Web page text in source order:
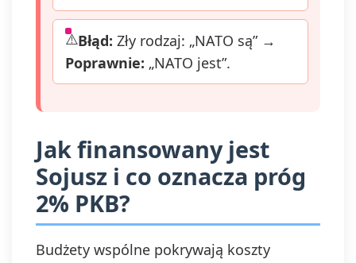
Błąd: Zły rodzaj: „NATO są” →
Poprawnie: „NATO jest”.
Jak finansowany jest
Sojusz i co oznacza próg
2% PKB?
Budżety wspólne pokrywają koszty